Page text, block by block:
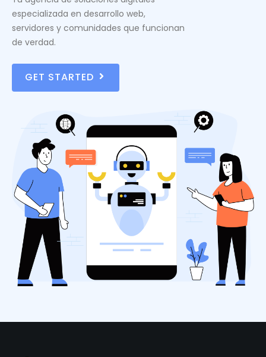
especializada en desarrollo web,
servidores y comunidades que funcionan
de verdad.
GET STARTED